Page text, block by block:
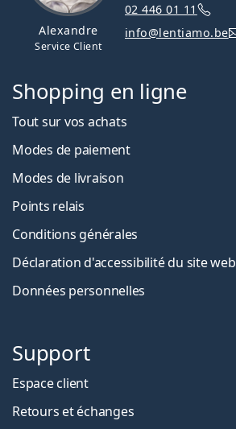
Alexandre
Service Client
02 446 01 11
info@lentiamo.be
Shopping en ligne
Tout sur vos achats
Modes de paiement
Modes de livraison
Points relais
Conditions générales
Déclaration d'accessibilité du site web
Données personnelles
Support
Espace client
Retours et échanges